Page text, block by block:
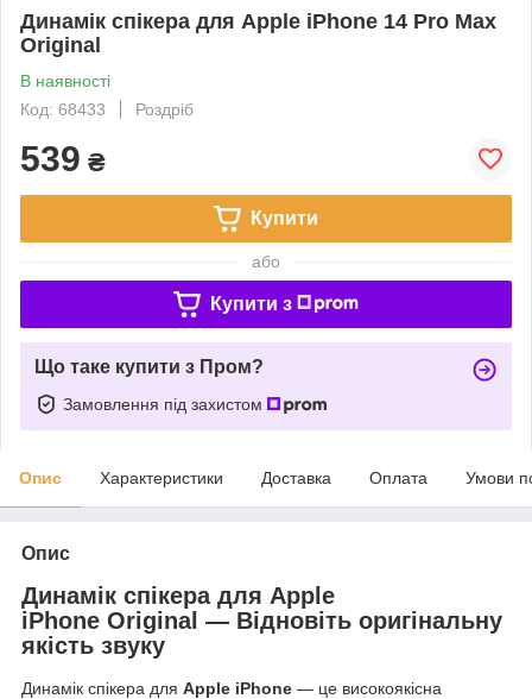
Динамік спікера для Apple iPhone 14 Pro Max
Original
В наявності
Код: 68433
Роздріб
539 ₴
Купити
або
Купити з
Що таке купити з Пром?
Замовлення під захистом
Опис Характеристики Доставка Оплата Умови
Опис
Динамік спікера для Apple
iPhone Original — Відновіть оригінальну
якість звуку
Динамік спікера для Apple iPhone — це високоякісна